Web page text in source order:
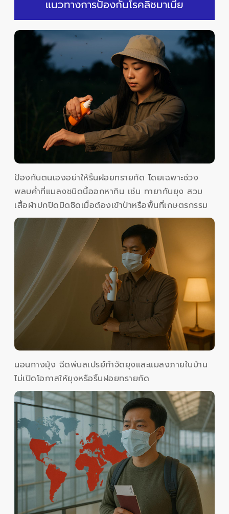
แนวทางการป้องกันโรคลิชมาเนีย
ป้องกันตนเองอย่าให้ริ้นฝอยทรายกัด โดยเฉพาะช่วง
พลบค่ำที่แมลงชนิดนี้ออกหากิน เช่น ทายากันยุง สวม
เสื้อผ้าปกปิดมิดชิดเมื่อต้องเข้าป่าหรือพื้นที่เกษตรกรรม
นอนกางมุ้ง ฉีดพ่นสเปรย์กำจัดยุงและแมลงภายในบ้าน
ไม่เปิดโอกาสให้ยุงหรือริ้นฝอยทรายกัด